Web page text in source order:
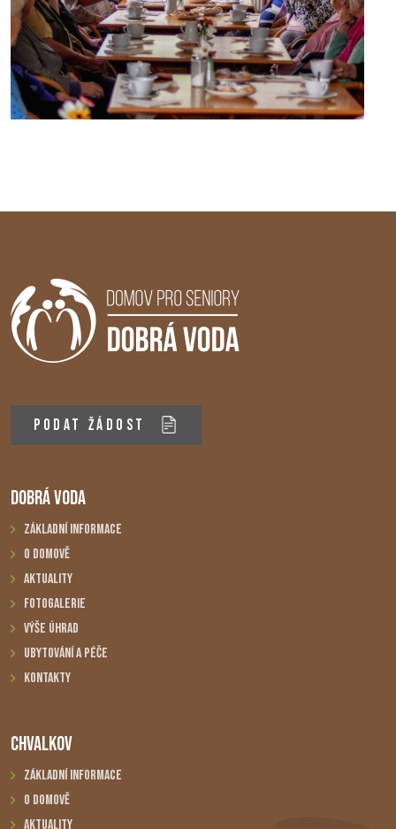
PODAT ŽÁDOST
DOBRÁ VODA
Základní informace
O domově
Aktuality
Fotogalerie
Výše úhrad
Ubytování a péče
Kontakty
CHVALKOV
Základní informace
O domově
Aktuality